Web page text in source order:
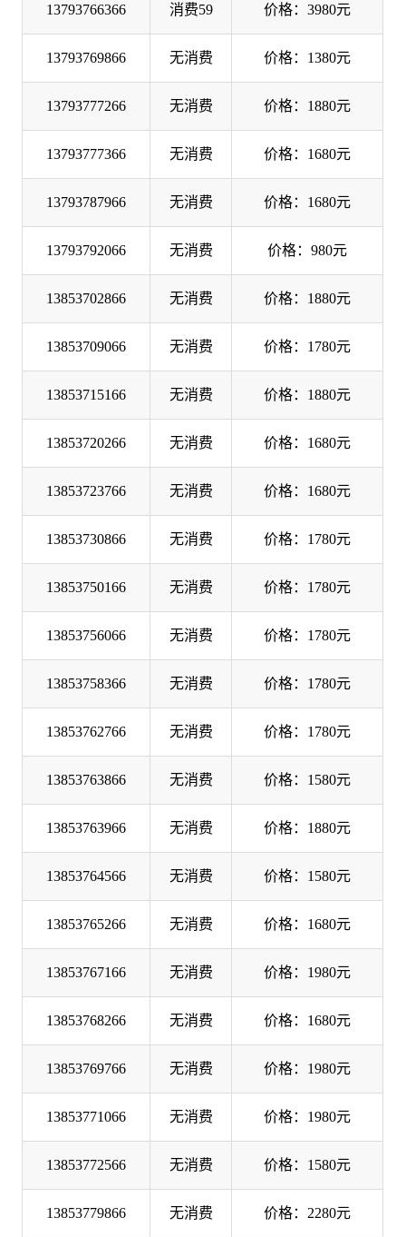
13793766366 消费59 价格：3980元
13793769866 无消费 价格：1380元
13793777266 无消费 价格：1880元
13793777366 无消费 价格：1680元
13793787966 无消费 价格：1680元
13793792066 无消费 价格：980元
13853702866 无消费 价格：1880元
13853709066 无消费 价格：1780元
13853715166 无消费 价格：1880元
13853720266 无消费 价格：1680元
13853723766 无消费 价格：1680元
13853730866 无消费 价格：1780元
13853750166 无消费 价格：1780元
13853756066 无消费 价格：1780元
13853758366 无消费 价格：1780元
13853762766 无消费 价格：1780元
13853763866 无消费 价格：1580元
13853763966 无消费 价格：1880元
13853764566 无消费 价格：1580元
13853765266 无消费 价格：1680元
13853767166 无消费 价格：1980元
13853768266 无消费 价格：1680元
13853769766 无消费 价格：1980元
13853771066 无消费 价格：1980元
13853772566 无消费 价格：1580元
13853779866 无消费 价格：2280元